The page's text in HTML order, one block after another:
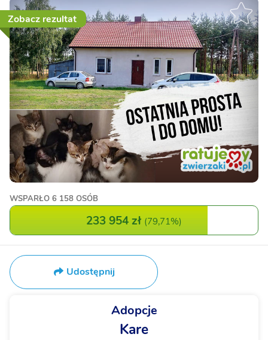
Zobacz rezultat
WSPARŁO 6 158 OSÓB
233 954 zł (79,71%)
Udostępnij
Adopcje
Kare